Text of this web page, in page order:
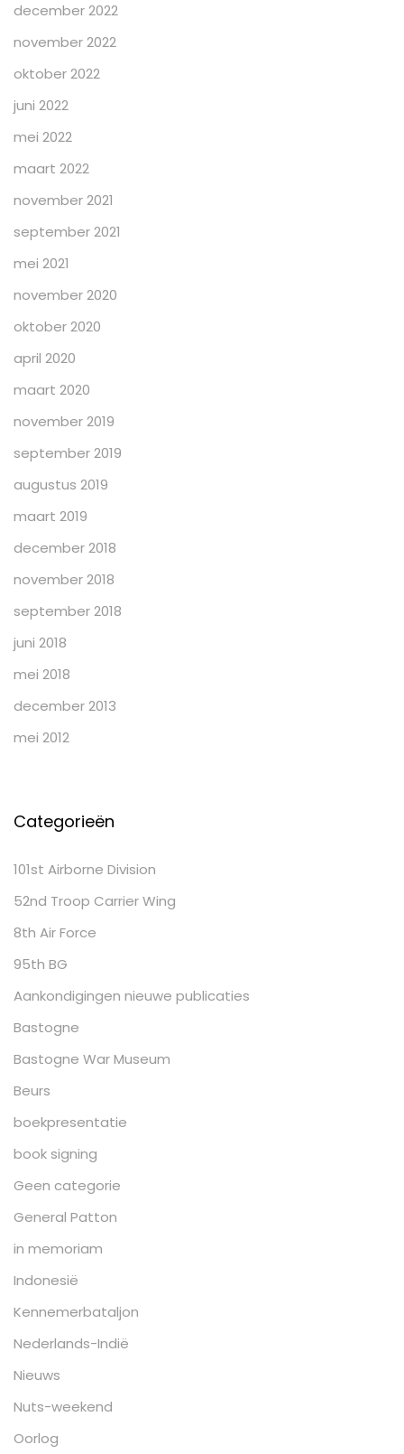
december 2022
november 2022
oktober 2022
juni 2022
mei 2022
maart 2022
november 2021
september 2021
mei 2021
november 2020
oktober 2020
april 2020
maart 2020
november 2019
september 2019
augustus 2019
maart 2019
december 2018
november 2018
september 2018
juni 2018
mei 2018
december 2013
mei 2012
Categorieën
101st Airborne Division
52nd Troop Carrier Wing
8th Air Force
95th BG
Aankondigingen nieuwe publicaties
Bastogne
Bastogne War Museum
Beurs
boekpresentatie
book signing
Geen categorie
General Patton
in memoriam
Indonesië
Kennemerbataljon
Nederlands-Indië
Nieuws
Nuts-weekend
Oorlog